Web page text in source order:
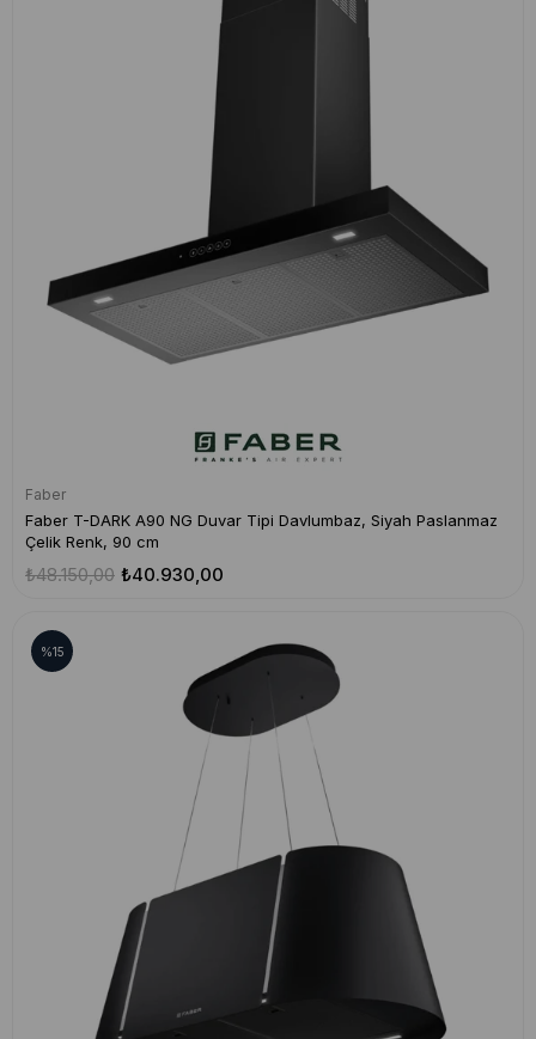
Faber
Faber T-DARK A90 NG Duvar Tipi Davlumbaz, Siyah Paslanmaz
Çelik Renk, 90 cm
₺40.930,00
₺48.150,00
%15